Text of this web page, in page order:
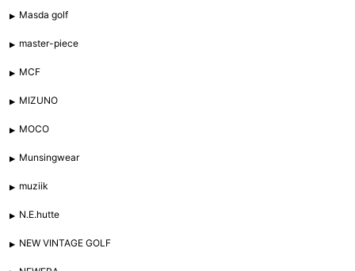
Masda golf
master-piece
MCF
MIZUNO
MOCO
Munsingwear
muziik
N.E.hutte
NEW VINTAGE GOLF